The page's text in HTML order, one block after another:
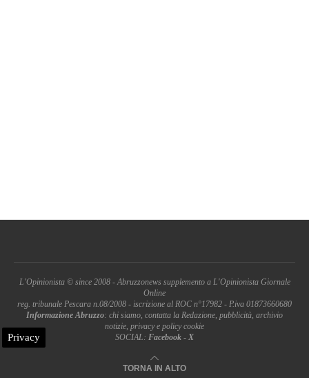
L'Opinionista © since 2008 - Abruzzonews supplemento a L'Opinionista Giornale
Online
reg. tribunale Pescara n.08/2008 - iscrizione al ROC n°17982 - P.iva 01873660680
Informazione Abruzzo: chi siamo, contatta la Redazione, pubblicità, archivio
notizie, privacy e policy cookie
SOCIAL: Facebook - X
Privacy
TORNA IN ALTO